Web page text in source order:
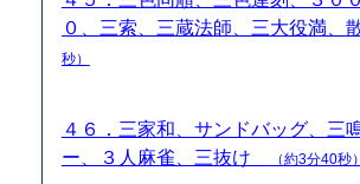
０、三索、三蔵法師、三大役満、
秒）
４６．三家和、サンドバッグ、三
ー、３人麻雀、三抜け
（約3分40秒）